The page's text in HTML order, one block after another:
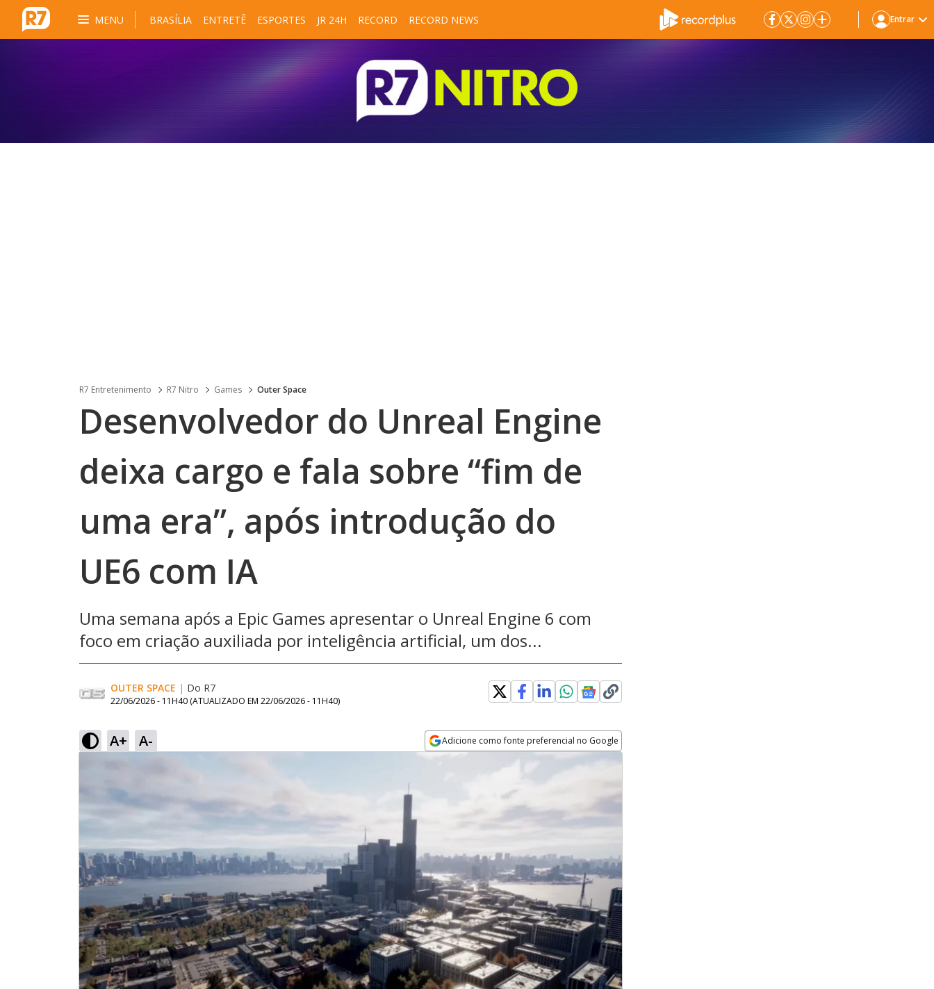
MENU BRASÍLIA ENTRETÊ ESPORTES JR 24H RECORD RECORD NEWS Entrar
R7 Entretenimento R7 Nitro Games Outer Space
Desenvolvedor do Unreal Engine
deixa cargo e fala sobre “fim de
uma era”, após introdução do
UE6 com IA
Uma semana após a Epic Games apresentar o Unreal Engine 6 com
foco em criação auxiliada por inteligência artificial, um dos...
OUTER SPACE | Do R7
22/06/2026 - 11H40 (ATUALIZADO EM 22/06/2026 - 11H40)
A+ A- Adicione como fonte preferencial no Google
Opens in new window